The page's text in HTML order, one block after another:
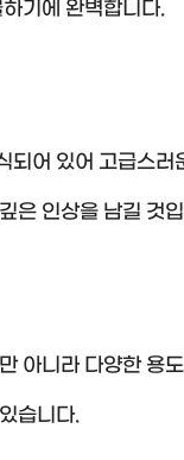
기에 완벽합니다.
어 있어 고급스
은 인상을 남길 것
아니라 다양한 용
습니다.